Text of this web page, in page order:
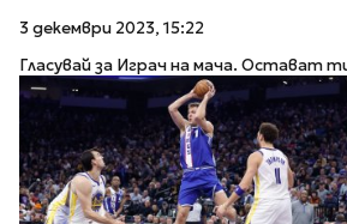
3 декември 2023, 15:22
Гласувай за Играч на мача. Остават